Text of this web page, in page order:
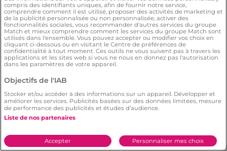
3 minutes
Des amies m'ont un peu poussée à
m'inscrire pour rencontrer du monde
Lauraine
J'ai une amie qui a trouvé l'âme-soeur sur
Meetic.
compris des identifiants uniques, afin de fournir notre service,
comprendre comment il est utilisé, proposer des activités de marketing et
de la publicité personnalisée ou non personnalisée, activer des
fonctionnalités sociales, vous recommander d'autres services du groupe
Match et mieux comprendre comment les services du groupe Match sont
utilisés dans l'ensemble. Vous pouvez accepter ou modifier vos choix en
cliquant ci-dessous ou en visitant le Centre de préférences de
confidentialité à tout moment. Ces outils ne vous suivent pas à travers les
applications et les sites web si vous ne nous en donnez pas l'autorisation
dans les paramètres de votre appareil.
Objectifs de l'IAB
Stocker et/ou accéder à des informations sur un appareil. Développer et
améliorer les services. Publicités basées sur des données limitées, mesure
de performance des publicités et études d’audience.
Liste de nos partenaires
Personnaliser mes choix
Accepter